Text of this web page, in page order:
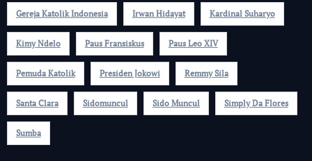
Gereja Katolik Indonesia Irwan Hidayat Kardinal Suharyo
Kimy Ndelo Paus Fransiskus Paus Leo XIV
Pemuda Katolik Presiden Jokowi Remmy Sila
Santa Clara Sidomuncul Sido Muncul Simply Da Flores
Sumba